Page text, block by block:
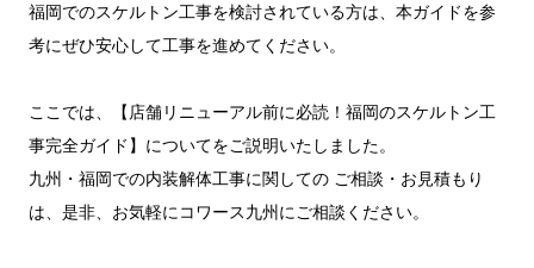
福岡でのスケルトン工事を検討されている方は、本ガイドを参
考にぜひ安心して工事を進めてください。
ここでは、【店舗リニューアル前に必読！福岡のスケルトン工
事完全ガイド】についてをご説明いたしました。
九州・福岡での内装解体工事に関しての ご相談・お見積もり
は、是非、お気軽にコワース九州にご相談ください。